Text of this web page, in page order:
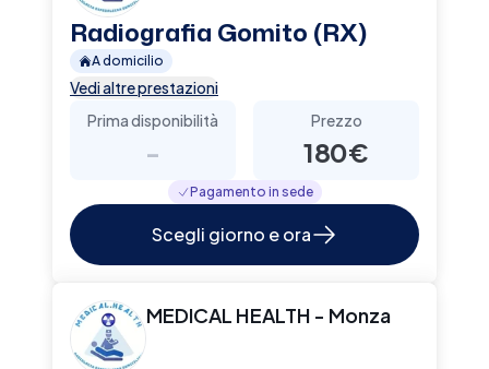
Radiografia Gomito (RX)
A domicilio
Vedi altre prestazioni
Prima disponibilità
-
Prezzo
180€
Pagamento in sede
Scegli giorno e ora
MEDICAL HEALTH - Monza